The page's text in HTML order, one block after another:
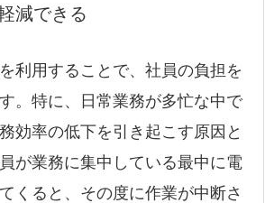
減できる
利用することで、社員の負担を
。特に、日常業務が多忙な中で
効率の低下を引き起こす原因と
が業務に集中している最中に電
くると、その度に作業が中断さ